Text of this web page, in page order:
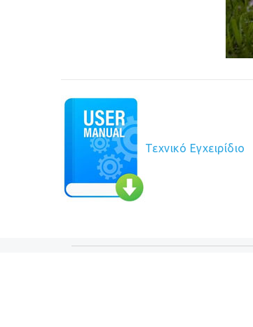
Τεχνικό Εγχειρίδιο